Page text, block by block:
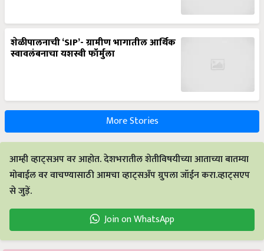
शेळीपालनाची ‘SIP’- ग्रामीण भागातील आर्थिक
स्वावलंबनाचा यशस्वी फॉर्मुला
More Stories
आम्ही व्हाट्सअप वर आहोत. देशभरातील शेतीविषयीच्या आताच्या बातम्या
मोबाईल वर वाचण्यासाठी आमचा व्हाट्सअँप ग्रुपला जॉईन करा.व्हाट्सएप
से जुड़ें.
Join on WhatsApp